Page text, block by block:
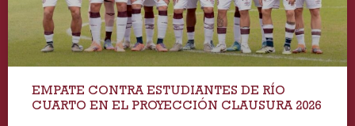
EMPATE CONTRA ESTUDIANTES DE RÍO
CUARTO EN EL PROYECCIÓN CLAUSURA 2026